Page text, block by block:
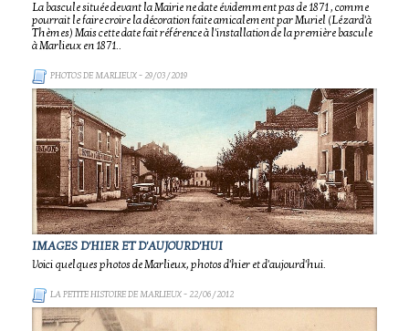
La bascule située devant la Mairie ne date évidemment pas de 1871 , comme
pourrait le faire croire la décoration faite amicalement par Muriel (Lézard'à
Thèmes) Mais cette date fait référence à l'installation de la première bascule
à Marlieux en 1871..
PHOTOS DE MARLIEUX- 29/03/2019
IMAGES D'HIER ET D'AUJOURD'HUI
Voici quelques photos de Marlieux, photos d'hier et d'aujourd'hui.
LA PETITE HISTOIRE DE MARLIEUX- 22/06/2012